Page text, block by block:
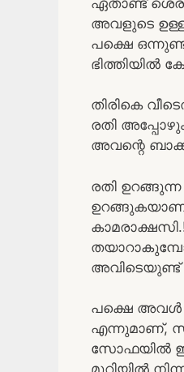
അവളുടെ
പക്ഷെ
ഭിത്തിയിൽ
തിരികെ
രതി
അവന്റെ
രതി
ഉറങ്ങുകയാണ്,
തയാറാകുമ്പോ
അവിടെയുണ്ട്
പക്ഷെ അവൾ
എന്നുമാണ്,
സോഫയിൽ